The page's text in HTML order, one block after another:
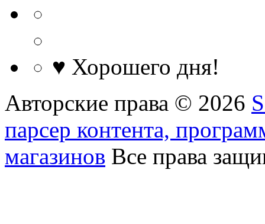
♥ Хорошего дня!
Авторские права © 2026
парсер контента,
магазинов Все права